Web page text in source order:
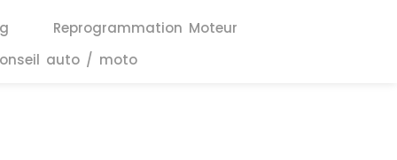
Reprogrammation Moteur
auto / moto